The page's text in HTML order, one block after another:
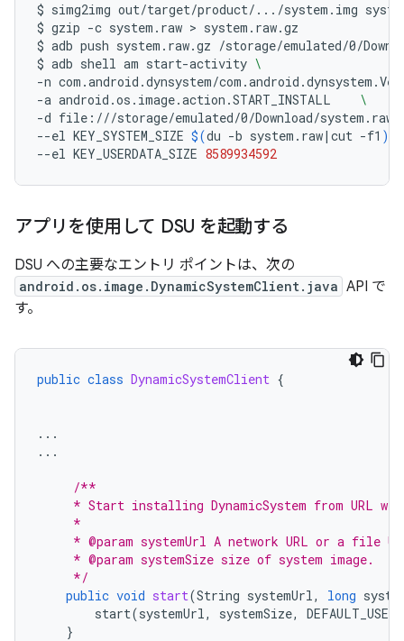
$ simg2img out/target/product/.../system.img
$ gzip -c system.raw > system.raw.gz
$ adb push system.raw.gz /storage/emulated/0/
$ adb shell am start-activity \
-n com.android.dynsystem/
-a android.os.image.action.START_INSTALL
\
-d file:///storage/emulated/0/Download/
--el KEY_SYSTEM_SIZE $(du -b system.raw| cut -f1 )
--el KEY_USERDATA_SIZE 8589934592
アプリを使用して DSU を起動する
DSU への主要なエントリ ポイントは、次の
android.os.image.DynamicSystemClient.java API で
す。
public class DynamicSystemClient {
...
...
/**
* Start installing DynamicSystem from URL
     *
* @param systemUrl A network URL or a file
     * @param systemSize size of system image.
     */
public void start(String systemUrl, long
start(systemUrl, systemSize,
}